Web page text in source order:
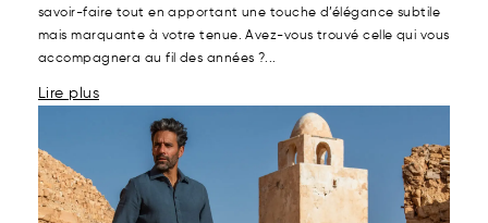
savoir-faire tout en apportant une touche d’élégance subtile
mais marquante à votre tenue. Avez-vous trouvé celle qui vous
accompagnera au fil des années ?...
Lire plus